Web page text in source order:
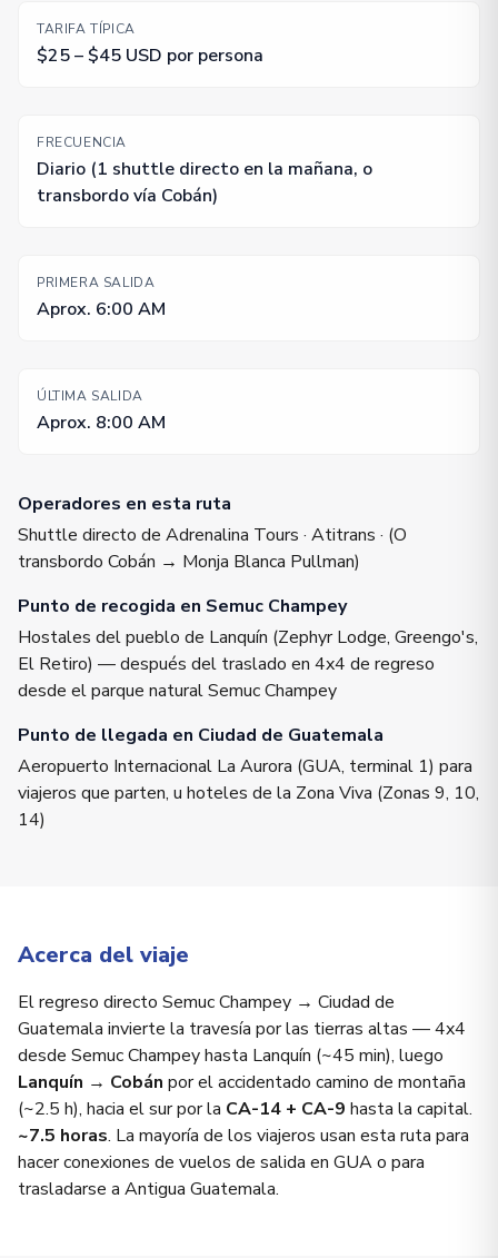
TARIFA TÍPICA
$25 – $45 USD por persona
FRECUENCIA
Diario (1 shuttle directo en la mañana, o
transbordo vía Cobán)
PRIMERA SALIDA
Aprox. 6:00 AM
ÚLTIMA SALIDA
Aprox. 8:00 AM
Operadores en esta ruta
Shuttle directo de Adrenalina Tours · Atitrans · (O
transbordo Cobán → Monja Blanca Pullman)
Punto de recogida en Semuc Champey
Hostales del pueblo de Lanquín (Zephyr Lodge, Greengo's,
El Retiro) — después del traslado en 4x4 de regreso
desde el parque natural Semuc Champey
Punto de llegada en Ciudad de Guatemala
Aeropuerto Internacional La Aurora (GUA, terminal 1) para
viajeros que parten, u hoteles de la Zona Viva (Zonas 9, 10,
14)
Acerca del viaje
El regreso directo Semuc Champey → Ciudad de
Guatemala invierte la travesía por las tierras altas — 4x4
desde Semuc Champey hasta Lanquín (~45 min), luego
Lanquín → Cobán por el accidentado camino de montaña
(~2.5 h), hacia el sur por la CA-14 + CA-9 hasta la capital.
~7.5 horas. La mayoría de los viajeros usan esta ruta para
hacer conexiones de vuelos de salida en GUA o para
trasladarse a Antigua Guatemala.